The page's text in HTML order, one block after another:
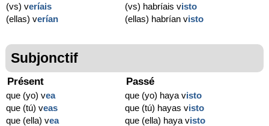
(vs) veríais
(ellas) verían
(vs) habríais visto
(ellas) habrían visto
Subjonctif
Présent
que (yo) vea
que (tú) veas
que (ella) vea
Passé
que (yo) haya visto
que (tú) hayas visto
que (ella) haya visto